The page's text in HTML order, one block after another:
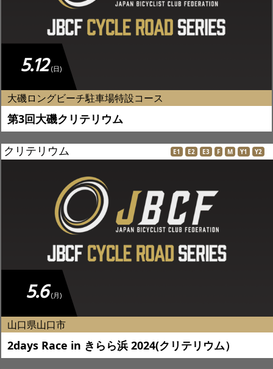
5.12 (日)
大磯ロングビーチ駐車場特設コース
第3回大磯クリテリウム
クリテリウム E1 E2 E3 F M Y1 Y2
5.6 (月)
山口県山口市
2days Race in きらら浜 2024(クリテリウム）